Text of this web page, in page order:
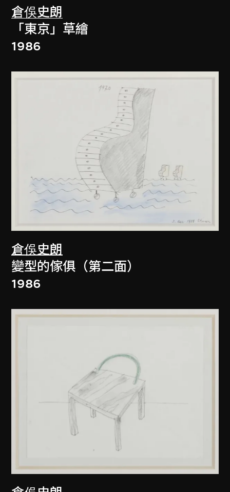
倉俁史朗
「東京」草繪
1986
倉俁史朗
變型的傢俱（第二面）
1986